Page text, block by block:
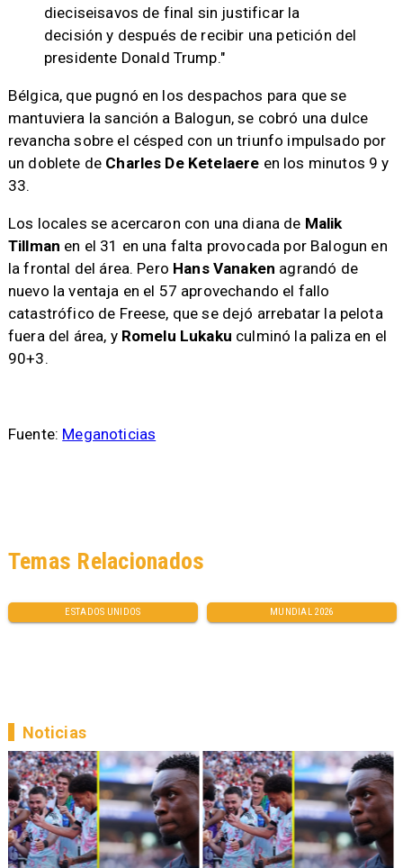
dieciseisavos de final sin justificar la
decisión y después de recibir una petición del
presidente Donald Trump."
Bélgica, que pugnó en los despachos para que se
mantuviera la sanción a Balogun, se cobró una dulce
revancha sobre el césped con un triunfo impulsado por
un doblete de Charles De Ketelaere en los minutos 9 y
33.
Los locales se acercaron con una diana de Malik
Tillman en el 31 en una falta provocada por Balogun en
la frontal del área. Pero Hans Vanaken agrandó de
nuevo la ventaja en el 57 aprovechando el fallo
catastrófico de Freese, que se dejó arrebatar la pelota
fuera del área, y Romelu Lukaku culminó la paliza en el
90+3.
Fuente: Meganoticias
ESTADOS UNIDOS MUNDIAL 2026
Temas Relacionados
Noticias